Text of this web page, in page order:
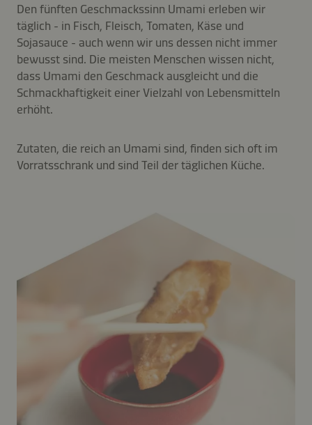
Den fünften Geschmackssinn Umami erleben wir
täglich - in Fisch, Fleisch, Tomaten, Käse und
Sojasauce - auch wenn wir uns dessen nicht immer
bewusst sind. Die meisten Menschen wissen nicht,
dass Umami den Geschmack ausgleicht und die
Schmackhaftigkeit einer Vielzahl von Lebensmitteln
erhöht.
Zutaten, die reich an Umami sind, finden sich oft im
Vorratsschrank und sind Teil der täglichen Küche.